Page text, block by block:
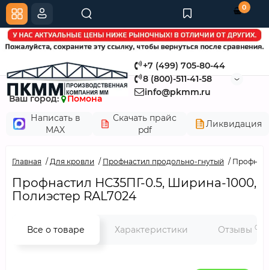
+7 (499) 705-80-44
8 (800)-511-41-58
info@pkmm.ru
Ваш город:
Помона
Написать в
MAX
Скачать прайс
pdf
Ликвидация
0
Главная Для кровли Профнастил продольно-гнутый
Профнастил НС35ПГ-0.5, Ширина-1000,
Полиэстер RAL7024
Все о товаре Характеристики Отзывы 0